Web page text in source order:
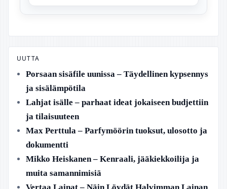
UUTTA
Porsaan sisäfile uunissa – Täydellinen kypsennys
ja sisälämpötila
Lahjat isälle – parhaat ideat jokaiseen budjettiin
ja tilaisuuteen
Max Perttula – Parfymöörin tuoksut, ulosotto ja
dokumentti
Mikko Heiskanen – Kenraali, jääkiekkoilija ja
muita samannimisiä
Vertaa Lainat – Näin Löydät Halvimman Lainan